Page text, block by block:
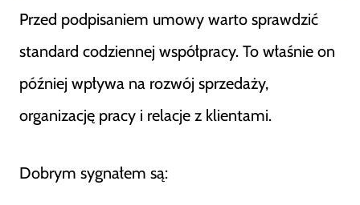
Przed podpisaniem umowy warto sprawdzić
standard codziennej współpracy. To właśnie on
później wpływa na rozwój sprzedaży,
organizację pracy i relacje z klientami.
Dobrym sygnałem są: